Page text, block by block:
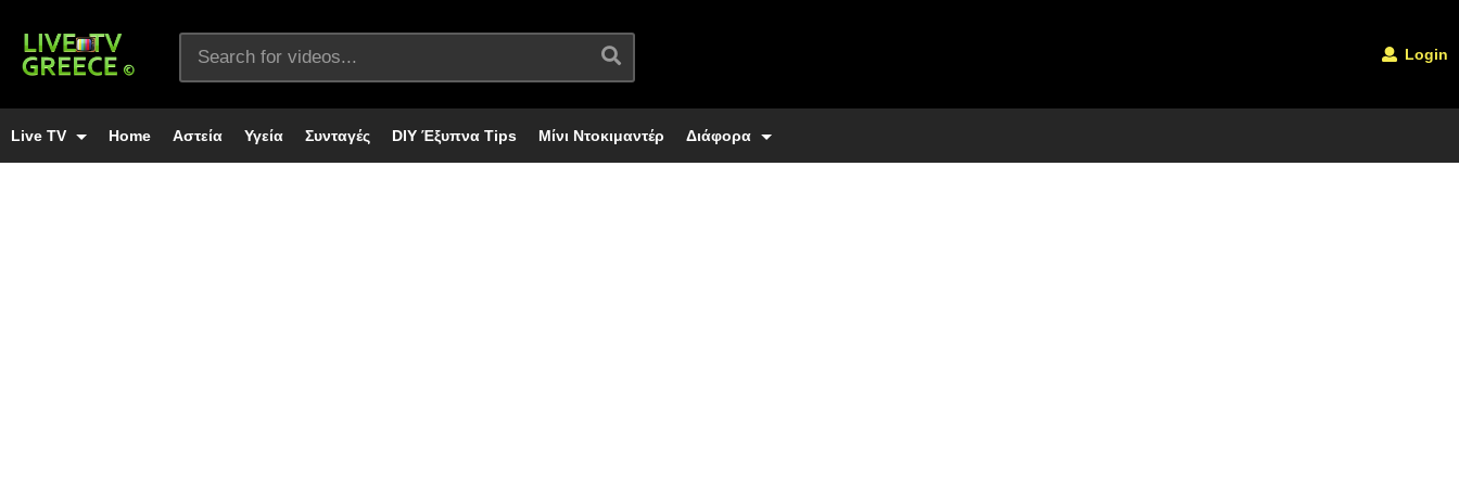
Login
Live TV Home Αστεία Υγεία Συνταγές DIY Έξυπνα Tips Μίνι Ντοκιμαντέρ Διάφορα